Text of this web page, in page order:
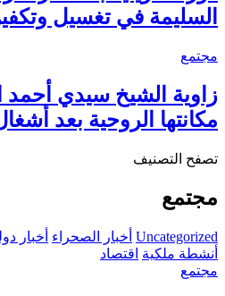
السليمة في تغسيل
مجتمع
زاوية الشيخ سيدي أحمد
مكانتها الروحية بعد
تصفح التصنيف
مجتمع
Uncategorized أخبار الصحراء أخبار
أنشطة ملكية اقتصاد
مجتمع